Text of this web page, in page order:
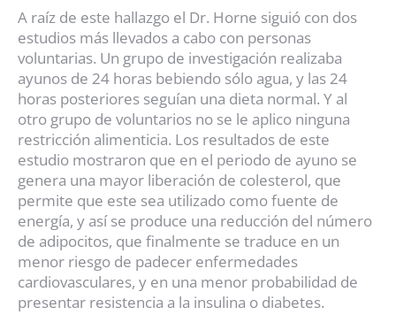
A raíz de este hallazgo el Dr. Horne siguió con dos
estudios más llevados a cabo con personas
voluntarias. Un grupo de investigación realizaba
ayunos de 24 horas bebiendo sólo agua, y las 24
horas posteriores seguían una dieta normal. Y al
otro grupo de voluntarios no se le aplico ninguna
restricción alimenticia. Los resultados de este
estudio mostraron que en el periodo de ayuno se
genera una mayor liberación de colesterol, que
permite que este sea utilizado como fuente de
energía, y así se produce una reducción del número
de adipocitos, que finalmente se traduce en un
menor riesgo de padecer enfermedades
cardiovasculares, y en una menor probabilidad de
presentar resistencia a la insulina o diabetes.